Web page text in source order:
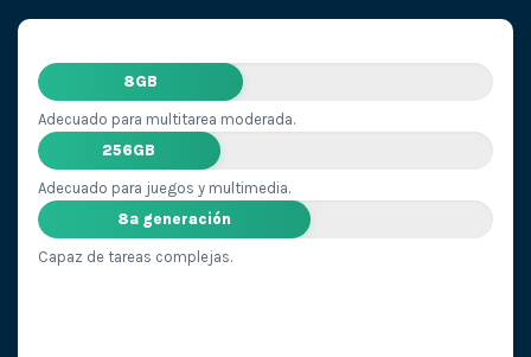
8GB
Adecuado para multitarea moderada.
256GB
Adecuado para juegos y multimedia.
8ª generación
Capaz de tareas complejas.